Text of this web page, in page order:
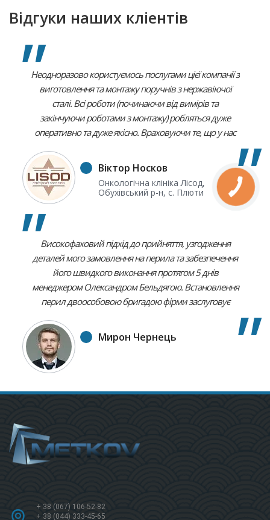
Відгуки наших кліентів
Неодноразово користуємось послугами цієї компанії з
виготовлення та монтажу поручнів з нержавіючої
сталі. Всі роботи (починаючи від вимірів та
закінчуючи роботами з монтажу) робляться дуже
оперативно та дуже якісно. Враховуючи те, що у нас
іміджевого стану та цими поруччями користуються
окрім співробітників і пацієнти, всі ці перила, що
встановлюються і на вулиці і всередині будівель,
дуже органічно вписуються в наш імідж і всі пацієнти
Віктор Носков
Онкологічна клініка Лісод,
Обухівський р-н, с. Плюти
Високофаховий підхід до прийняття, узгодження
деталей мого замовлення на перила та забезпечення
його швидкого виконання протягом 5 днів
менеджером Олександром Бельдягою. Встановлення
перил двоособовою бригадою фірми заслуговує
продуманого, високоякісного виконання, з
дотриманням усіх моїх пропозицій. Якість усіх етапів
замовлення є, безсумнівно вищою, ніж ціна за нього.
Рекомендую усім цей екстра фірмовий спосіб роботи.
Мирон Чернець
+ 38 (067) 106-52-82
+ 38 (044) 333-45-65